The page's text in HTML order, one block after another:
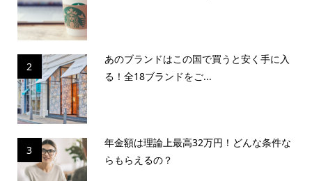
2
あのブランドはこの国で買うと安く手に入
る！全18ブランドをご...
3
年金額は理論上最高32万円！どんな条件な
らもらえるの？